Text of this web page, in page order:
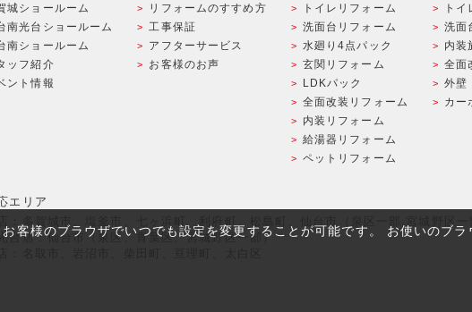
客様のブラウザでいつでも設定を変更することが可能です。 お使いのブラ
城ショールーム
南光台ショールーム
南ショールーム
ッフ紹介
ント情報
リフォームのすすめ方
工事保証
アフターサービス
お客様のお声
トイレリフォーム
洗面台リフォーム
水廻り4点パック
玄関リフォーム
LDKパック
全面改装リフォーム
内装リフォーム
給湯器リフォーム
ペットリフォーム
トイ
洗面
内装
全面
外壁
カー
エリア
台店：仙台市（泉区、青葉区、宮城野区一部）
：名取市、岩沼市、柴田町、亘理町、太白区